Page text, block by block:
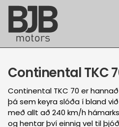
Skip
main
content
Vörur
Aukahlutir
Dekk
Þjónusta
Almenn
Fyrirtækjalausnir
Continental TKC
Continental TKC 70 er
þá sem keyra slóða í bland
með allt að 240 km/h
og hentar því einnig vel til